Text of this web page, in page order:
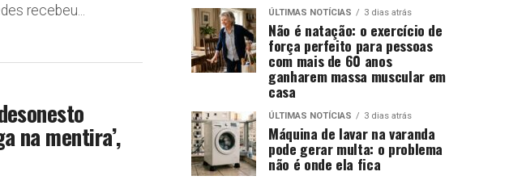
recebeu...
na mentira’,
ÚLTIMAS NOTÍCIAS 3 dias atrás
Não é natação: o exercício de
força perfeito para pessoas
com mais de 60 anos
ganharem massa muscular em
casa
ÚLTIMAS NOTÍCIAS 3 dias atrás
Máquina de lavar na varanda
pode gerar multa: o problema
não é onde ela fica